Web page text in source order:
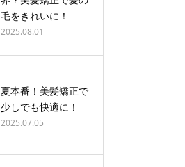
毛をきれいに！
2025.08.01
夏本番！美髪矯正で
少しでも快適に！
2025.07.05